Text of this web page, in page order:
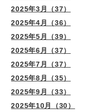
2025年3月（37）
2025年4月（36）
2025年5月（39）
2025年6月（37）
2025年7月（37）
2025年8月（35）
2025年9月（33）
2025年10月（30）